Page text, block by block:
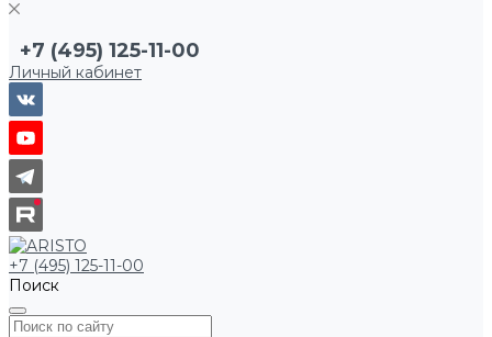
+7 (495) 125-11-00
Личный кабинет
+7 (495) 125-11-00
Поиск